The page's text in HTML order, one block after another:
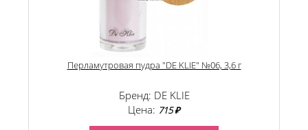
Перламутровая пудра "DE KLIE" №06, 3,6 г
Бренд: DE KLIE
Цена: 715 ₽